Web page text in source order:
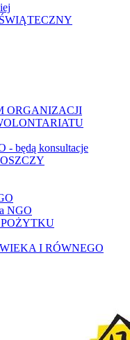
ORGANIZACJI
- będą konsultacje
NGO
I RÓWNEGO